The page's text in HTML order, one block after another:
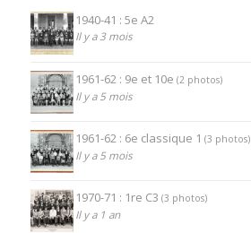
1940-41 : 5e A2
Il y a 3 mois
1961-62 : 9e et 10e (2 photos)
Il y a 5 mois
1961-62 : 6e classique 1 (3 photos)
Il y a 5 mois
1970-71 : 1re C3 (3 photos)
Il y a 1 an